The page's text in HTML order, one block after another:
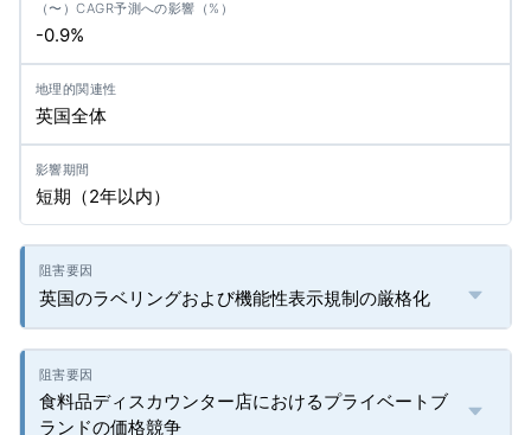
-0.9%
英国全体
短期（2年以内）
英国のラベリングおよび機能性表示規制の厳格化
食料品ディスカウンター店におけるプライベートブ
ランドの価格競争